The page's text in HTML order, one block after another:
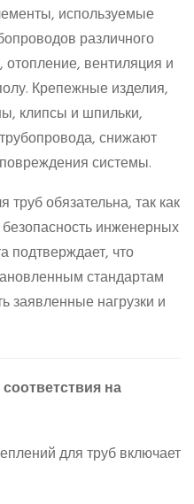
используемые
различного
вентиляция и
Крепежные изделия,
клипсы и шпильки,
снижают
системы.
обязательна, так как
инженерных
подтверждает, что
стандартам
заявленные нагрузки и
на
для труб включает